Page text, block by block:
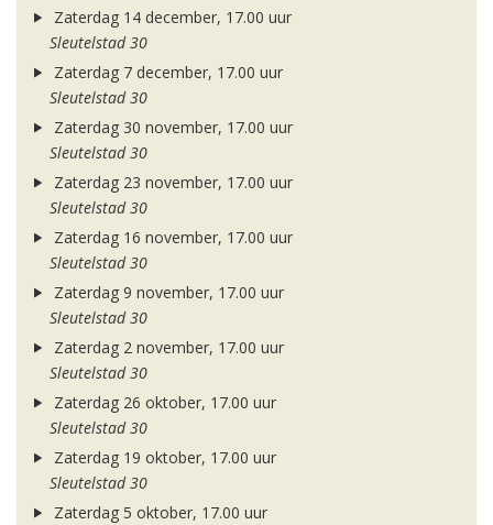
Zaterdag 14 december, 17.00 uur
Sleutelstad 30
Zaterdag 7 december, 17.00 uur
Sleutelstad 30
Zaterdag 30 november, 17.00 uur
Sleutelstad 30
Zaterdag 23 november, 17.00 uur
Sleutelstad 30
Zaterdag 16 november, 17.00 uur
Sleutelstad 30
Zaterdag 9 november, 17.00 uur
Sleutelstad 30
Zaterdag 2 november, 17.00 uur
Sleutelstad 30
Zaterdag 26 oktober, 17.00 uur
Sleutelstad 30
Zaterdag 19 oktober, 17.00 uur
Sleutelstad 30
Zaterdag 5 oktober, 17.00 uur